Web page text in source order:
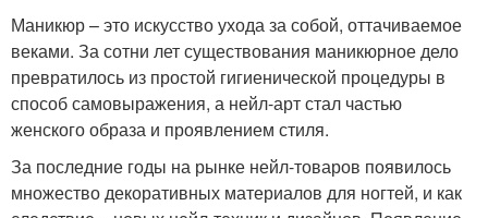
Маникюр – это искусство ухода за собой, оттачиваемое
веками. За сотни лет существования маникюрное дело
превратилось из простой гигиенической процедуры в
способ самовыражения, а нейл-арт стал частью
женского образа и проявлением стиля.
За последние годы на рынке нейл-товаров появилось
множество декоративных материалов для ногтей, и как